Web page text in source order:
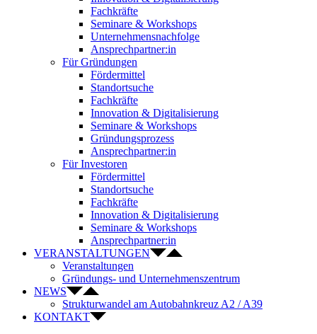
Fachkräfte
Seminare & Workshops
Unternehmensnachfolge
Ansprechpartner:in
Für Gründungen
Fördermittel
Standortsuche
Fachkräfte
Innovation & Digitalisierung
Seminare & Workshops
Gründungsprozess
Ansprechpartner:in
Für Investoren
Fördermittel
Standortsuche
Fachkräfte
Innovation & Digitalisierung
Seminare & Workshops
Ansprechpartner:in
VERANSTALTUNGEN
Veranstaltungen
Gründungs- und Unternehmenszentrum
NEWS
Strukturwandel am Autobahnkreuz A2 / A39
KONTAKT